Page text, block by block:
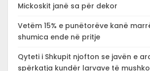
Mickoskit janë sa për dekor
Vetëm 15% e punëtorëve kanë
shumica ende në pritje
Qyteti i Shkupit njofton se javën e
spërkatja kundër larvave të